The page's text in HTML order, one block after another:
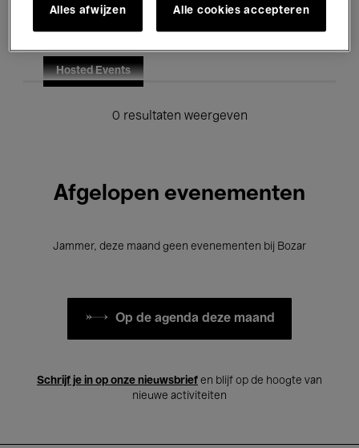
Onderwijs Rondleidingen
Hosted Events
0 resultaten weergeven
Afgelopen evenementen
Jammer, deze maand geen evenementen bij Bozar
Op de agenda deze maand
Schrijf je in op onze nieuwsbrief en blijf op de hoogte van
nieuwe activiteiten
Alles afwijzen Alle cookies accepteren